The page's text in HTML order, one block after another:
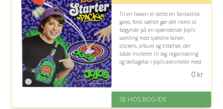
Til en tween er dette en fantastisk
gave, fordi sættet gør det nemt at
begynde på en spændende Jojo’s-
samling med sjældne farver,
stickers, album og tilbehør, der
både inviterer til leg, organisering
og deltagelse i Jojo’s-aktiviteter med
forventet leveringstid
0kr
SE HOS BOG-IDE